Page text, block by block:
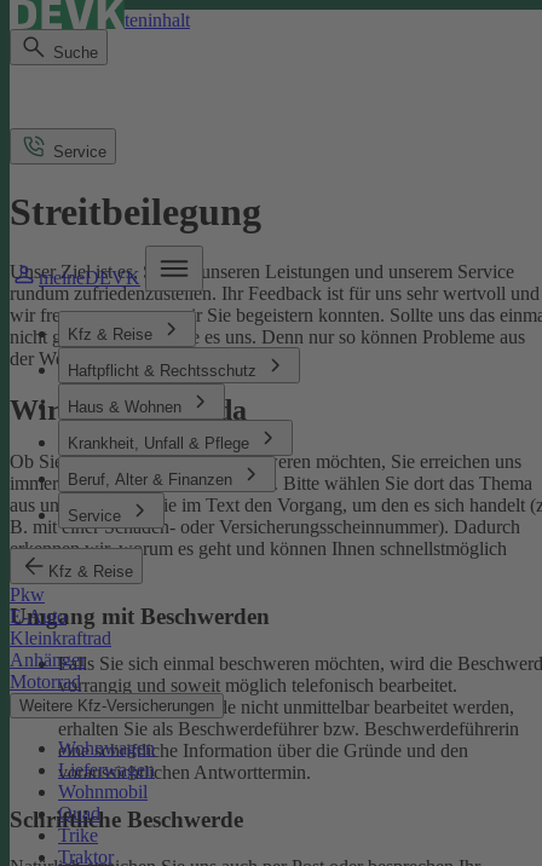
Direkt zum Seiteninhalt
Suche
meineDEVK
Kfz & Reise
Haftpflicht & Rechtsschutz
Haus & Wohnen
Krankheit, Unfall & Pflege
Beruf, Alter & Finanzen
Service
Kfz & Reise
Pkw
E-Auto
Kleinkraftrad
Anhänger
Motorrad
Weitere Kfz-Versicherungen
Wohnwagen
Lieferwagen
Wohnmobil
Quad
Trike
Traktor
Service
Streitbeilegung
Unser Ziel ist es, Sie mit unseren Leistungen und unserem Service
rundum zufriedenzustellen. Ihr Feedback ist für uns sehr wertvoll und
wir freuen uns, wenn wir Sie begeistern konnten. Sollte uns das
nicht gelingen, sagen Sie es uns. Denn nur so können Probleme aus
der Welt geschafft werden.
Wir sind für Sie da
Ob Sie uns loben oder sich beschweren möchten, Sie erreichen uns
immer über unser Kontaktformular
. Bitte wählen Sie dort das Thema
aus und benennen Sie im Text den Vorgang, um den es sich handelt
B. mit einer Schaden- oder Versicherungsscheinnummer). Dadurch
erkennen wir, worum es geht und können Ihnen schnellstmöglich
weiterhelfen.
Umgang mit Beschwerden
Falls Sie sich einmal beschweren möchten, wird die
vorrangig und soweit möglich telefonisch bearbeitet.
Kann eine Beschwerde nicht unmittelbar bearbeitet werden,
erhalten Sie als Beschwerdeführer bzw. Beschwerdeführerin
eine schriftliche Information über die Gründe und den
voraussichtlichen Antworttermin.
Schriftliche Beschwerde